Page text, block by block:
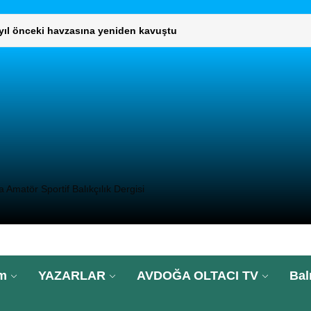
KURUL TOPLANTISI GERÇEKLEŞTİ
VE DAİRE BAŞKANLARINI ZİYARET ETTİ
ÇÖZÜMÜ İÇİN GENEL MÜDÜRLÜĞÜ ZİYARET ETTİ.
önceki havzasına yeniden kavuştu
KURUL TOPLANTISI GERÇEKLEŞTİ
Sportif Balıkçılık Dergisi
YAZARLAR AVDOĞA OLTACI TV